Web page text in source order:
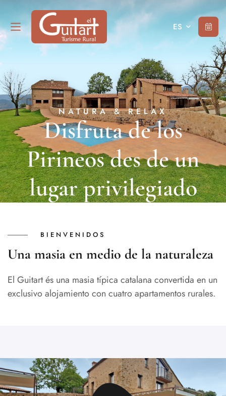
ES
NATURA & RELAX
Disfruta de los
Pirineos des de un
lugar privilegiado
BIENVENIDOS
Una masia en medio de la naturaleza
El Guitart és una masia típica catalana convertida en un
exclusivo alojamiento con cuatro apartamentos rurales.